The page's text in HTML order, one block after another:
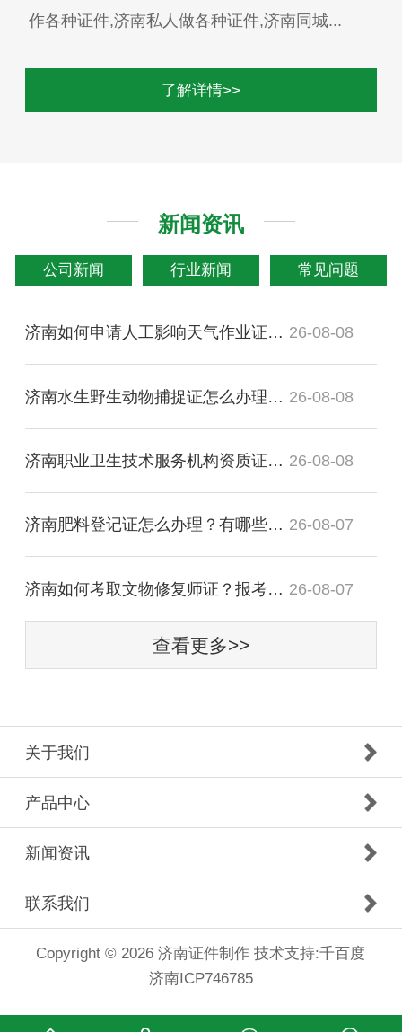
作各种证件,济南私人做各种证件,济南同城...
了解详情>>
新闻资讯
公司新闻 行业新闻 常见问题
济南如何申请人工影响天气作业证？办理流程有哪些？ 26-08-08
济南水生野生动物捕捉证怎么办理？需要哪些手续？ 26-08-08
济南职业卫生技术服务机构资质证书怎么办理？哪家机构靠谱？ 26-08-08
济南肥料登记证怎么办理？有哪些注意事项？ 26-08-07
济南如何考取文物修复师证？报考条件全解析 26-08-07
查看更多>>
关于我们
产品中心
新闻资讯
联系我们
Copyright © 2026 济南证件制作技术支持:千百度
济南ICP746785